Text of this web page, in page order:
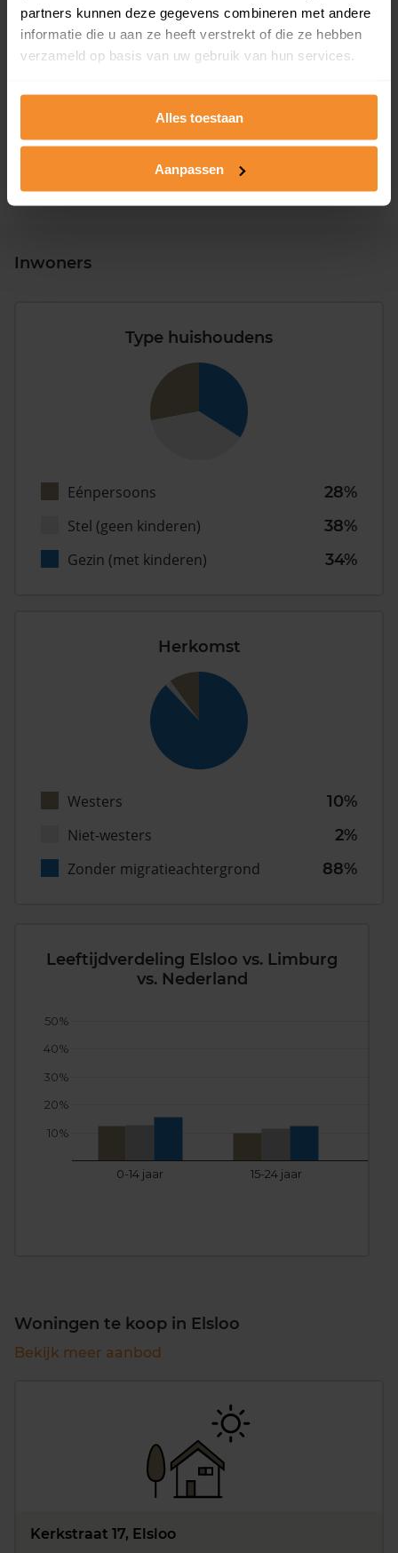
partners kunnen deze gegevens combineren met andere
informatie die u aan ze heeft verstrekt of die ze hebben
verzameld op basis van uw gebruik van hun services.
Alles toestaan
Aanpassen
T/m 1945
12%
1946 - 1980
55%
Inwoners
Type huishoudens
Eénpersoons
28%
Stel (geen kinderen)
38%
Gezin (met kinderen)
34%
Herkomst
Westers
10%
Niet-westers
2%
Zonder migratieachtergrond
88%
Leeftijdverdeling Elsloo vs. Limburg
vs. Nederland
0-14 jaar 15-24 jaar
10%
20%
30%
40%
50%
Woningen te koop in Elsloo
Bekijk meer aanbod
Kerkstraat 17, Elsloo